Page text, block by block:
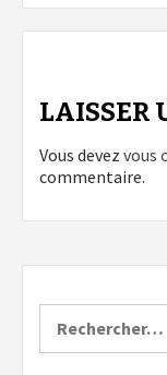
LAISSER
Vous devez vous
commentaire.